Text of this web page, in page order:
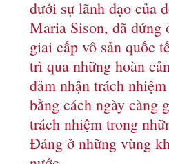
dưới sự lãnh đạo của
Maria Sison, đã đứng
giai cấp vô sản quốc
trì qua những hoàn
đảm nhận trách
bằng cách ngày càng
trách nhiệm trong
Đảng ở những vùng